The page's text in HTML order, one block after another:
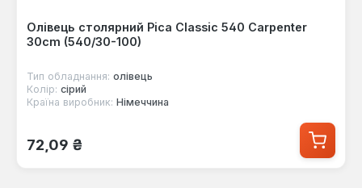
Олівець столярний Pica Classic 540 Carpenter
30cm (540/30-100)
Тип обладнання: олівець
Колір: сірий
Країна виробник: Німеччина
Звичайна ціна:
72,09 ₴